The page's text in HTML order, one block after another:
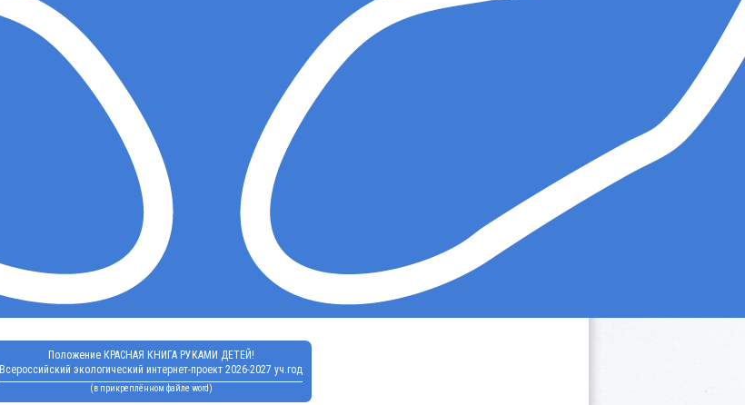
Положение КРАСНАЯ КНИГА РУКАМИ ДЕТЕЙ!
Всероссийский экологический интернет-проект 2026-2027 уч.год
(в прикреплённом файле word)